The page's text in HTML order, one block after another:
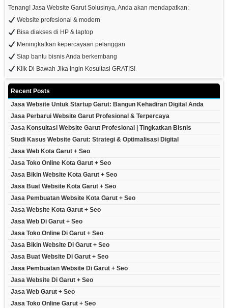
Tenang! Jasa Website Garut Solusinya, Anda akan mendapatkan:
Website profesional & modern
Bisa diakses di HP & laptop
Meningkatkan kepercayaan pelanggan
Siap bantu bisnis Anda berkembang
Klik Di Bawah Jika Ingin Kosultasi GRATIS!
Recent Posts
Jasa Website Untuk Startup Garut: Bangun Kehadiran Digital Anda
Jasa Perbarui Website Garut Profesional & Terpercaya
Jasa Konsultasi Website Garut Profesional | Tingkatkan Bisnis
Studi Kasus Website Garut: Strategi & Optimalisasi Digital
Jasa Web Kota Garut + Seo
Jasa Toko Online Kota Garut + Seo
Jasa Bikin Website Kota Garut + Seo
Jasa Buat Website Kota Garut + Seo
Jasa Pembuatan Website Kota Garut + Seo
Jasa Website Kota Garut + Seo
Jasa Web Di Garut + Seo
Jasa Toko Online Di Garut + Seo
Jasa Bikin Website Di Garut + Seo
Jasa Buat Website Di Garut + Seo
Jasa Pembuatan Website Di Garut + Seo
Jasa Website Di Garut + Seo
Jasa Web Garut + Seo
Jasa Toko Online Garut + Seo